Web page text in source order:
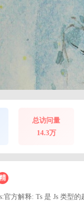
总访问量
14.3万
官方解释: Ts 是 Js 类型